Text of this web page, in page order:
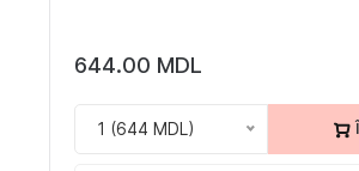
644.00 MDL
1 (644 MDL)